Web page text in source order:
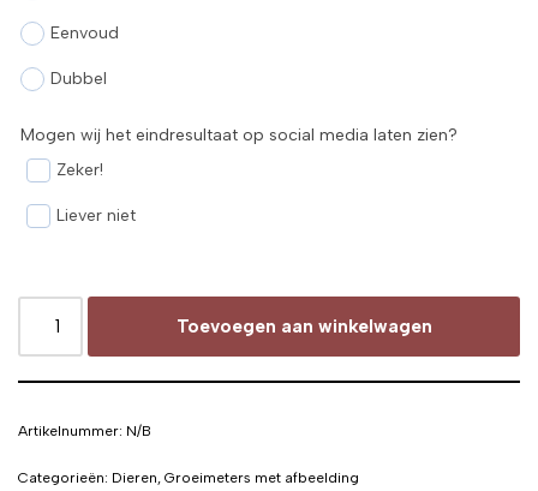
Eenvoud
Dubbel
Mogen wij het eindresultaat op social media laten zien?
Zeker!
Liever niet
Toevoegen aan winkelwagen
Artikelnummer: N/B
Categorieën: Dieren, Groeimeters met afbeelding